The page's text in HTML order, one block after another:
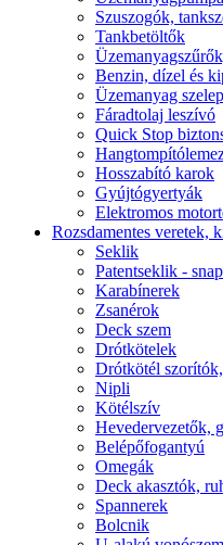
Szuszogók,
Tankbetöltők
Benzin, dízel és
Üzemanyag
Fáradtolaj leszívó
Quick Stop
Hosszabító karok
Gyújtógyertyák
Elektromos
Rozsdamentes veretek,
Seklik
Patentseklik -
Karabínerek
Zsanérok
Deck szem
Drótkötelek
Drótkötél
Nipli
Kötélszív
Hevedervezetők,
Belépőfogantyú
Omegák
Deck akasztók,
Spannerek
Bolcnik